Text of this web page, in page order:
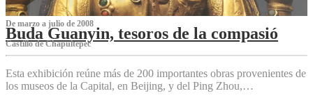
De marzo a julio de 2008
Buda Guanyin, tesoros de la compasió
Castillo de Chapultepec
Esta exhibición reúne más de 200 importantes obras provenientes de
los museos de la Capital, en Beijing, y del Ping Zhou,…